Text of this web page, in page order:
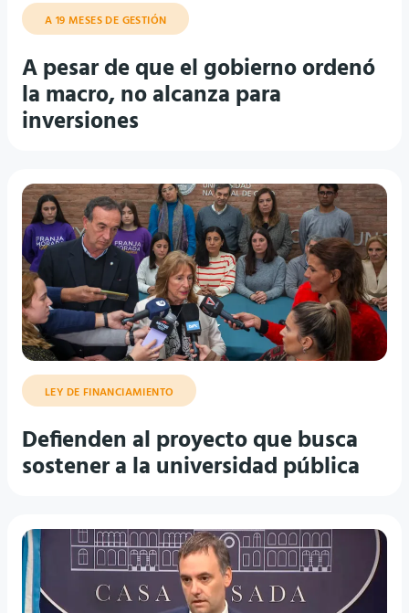
A 19 MESES DE GESTIÓN
A pesar de que el gobierno ordenó
la macro, no alcanza para
inversiones
LEY DE FINANCIAMIENTO
Defienden al proyecto que busca
sostener a la universidad pública